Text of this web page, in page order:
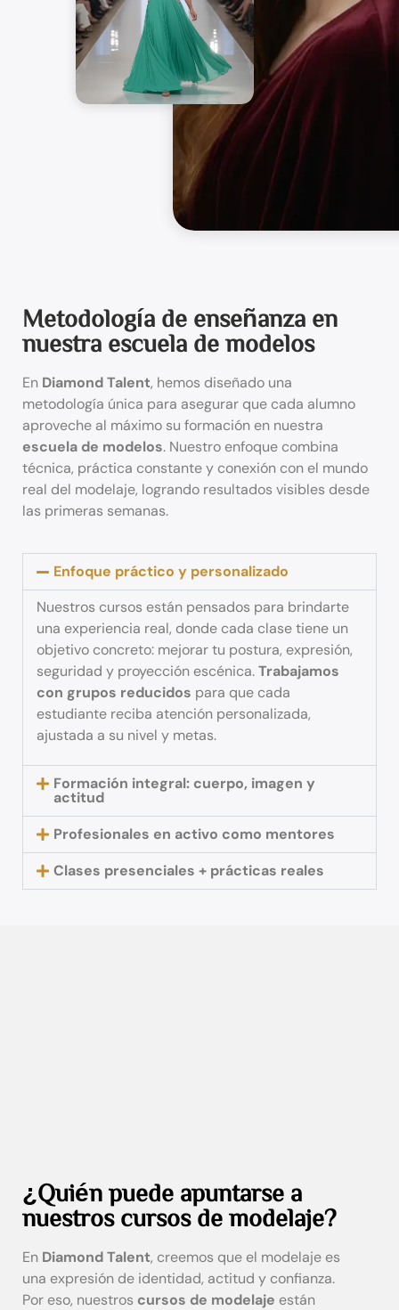
Metodología de enseñanza en
nuestra escuela de modelos
En Diamond Talent, hemos diseñado una
metodología única para asegurar que cada alumno
aproveche al máximo su formación en nuestra
escuela de modelos. Nuestro enfoque combina
técnica, práctica constante y conexión con el mundo
real del modelaje, logrando resultados visibles desde
las primeras semanas.
Enfoque práctico y personalizado
Nuestros cursos están pensados para brindarte
una experiencia real, donde cada clase tiene un
objetivo concreto: mejorar tu postura, expresión,
seguridad y proyección escénica.Trabajamos
con grupos reducidos para que cada
estudiante reciba atención personalizada,
ajustada a su nivel y metas.
Formación integral: cuerpo, imagen y
actitud
Profesionales en activo como mentores
Clases presenciales + prácticas reales
¿Quién puede apuntarse a
nuestros cursos de modelaje?
En Diamond Talent, creemos que el modelaje es
una expresión de identidad, actitud y confianza.
Por eso, nuestros cursos de modelaje están